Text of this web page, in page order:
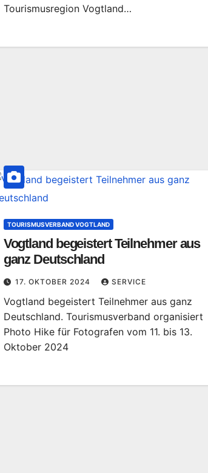
Tourismusregion Vogtland…
TOURISMUSVERBAND VOGTLAND
Vogtland begeistert Teilnehmer aus
ganz Deutschland
17. OKTOBER 2024 SERVICE
Vogtland begeistert Teilnehmer aus ganz
Deutschland. Tourismusverband organisiert
Photo Hike für Fotografen vom 11. bis 13.
Oktober 2024